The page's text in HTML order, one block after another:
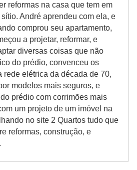
reformas na casa que tem em
sítio. André aprendeu com ela, e
comprou seu apartamento,
a projetar, reformar, e
diversas coisas que não
do prédio, convenceu os
rede elétrica da década de 70,
modelos mais seguros, e
prédio com corrimões mais
um projeto de um imóvel na
no site 2 Quartos tudo que
reformas, construção, e